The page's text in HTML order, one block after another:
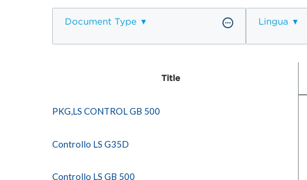
Document Type Lingua
Title
PKG,LS CONTROL GB 500
Controllo LS G35D
Controllo LS GB 500